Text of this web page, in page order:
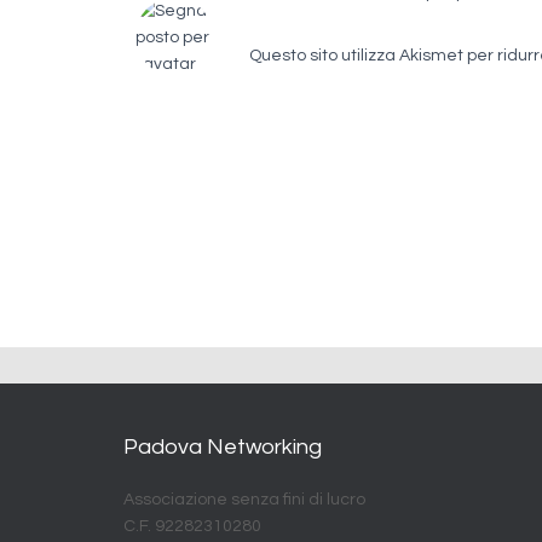
Questo sito utilizza Akismet per
Padova Networking
Associazione senza fini di lucro
C.F. 92282310280